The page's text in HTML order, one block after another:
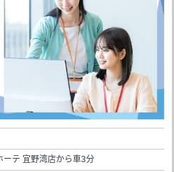
ーテ 宜野湾店から車3分